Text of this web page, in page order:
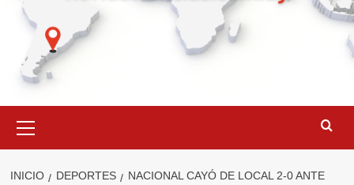
primario
INICIO DEPORTES
NACIONAL CAYÓ DE LOCAL 2-0 ANTE